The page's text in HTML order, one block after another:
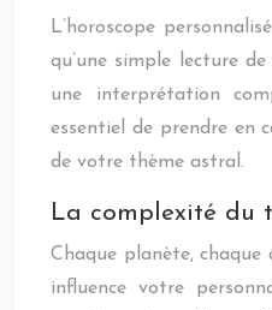
L’horoscope
qu’une simple lecture
une interprétation
essentiel de prendre en
de votre thème astral.
La complexité du
Chaque planète,
influence votre